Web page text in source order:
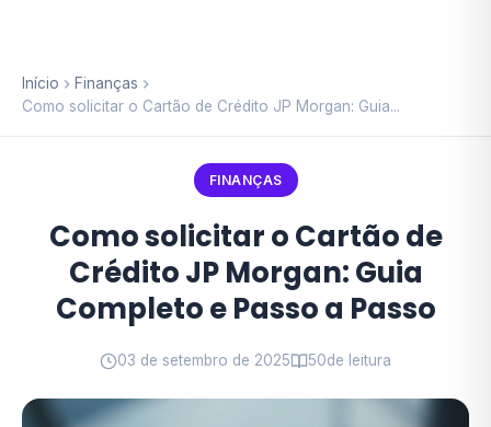
Início
Finanças
Como solicitar o Cartão de Crédito JP Morgan: Guia...
FINANÇAS
Como solicitar o Cartão de
Crédito JP Morgan: Guia
Completo e Passo a Passo
03 de setembro de 2025 50de leitura